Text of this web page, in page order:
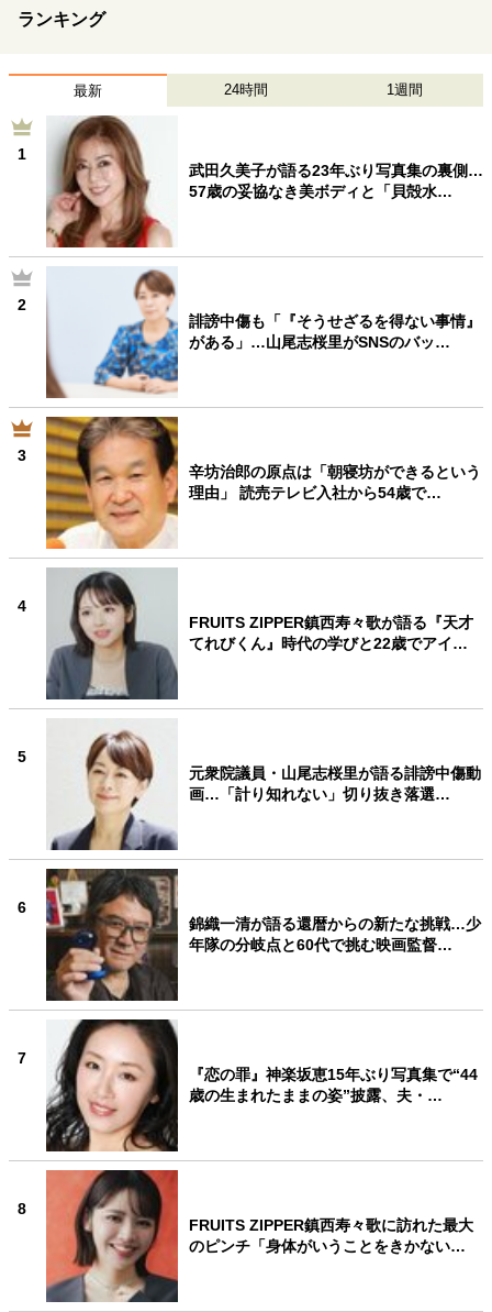
ランキング
最新 24時間 1週間
1
武田久美子が語る23年ぶり写真集の裏側…
57歳の妥協なき美ボディと「貝殻水…
2
誹謗中傷も「『そうせざるを得ない事情』
がある」…山尾志桜里がSNSのバッ…
3
辛坊治郎の原点は「朝寝坊ができるという
理由」 読売テレビ入社から54歳で…
4
FRUITS ZIPPER鎮西寿々歌が語る『天才
てれびくん』時代の学びと22歳でアイ…
5
元衆院議員・山尾志桜里が語る誹謗中傷動
画…「計り知れない」切り抜き落選…
6
錦織一清が語る還暦からの新たな挑戦…少
年隊の分岐点と60代で挑む映画監督…
7
『恋の罪』神楽坂恵15年ぶり写真集で“44
歳の生まれたままの姿”披露、夫・…
8
FRUITS ZIPPER鎮西寿々歌に訪れた最大
のピンチ「身体がいうことをきかない…